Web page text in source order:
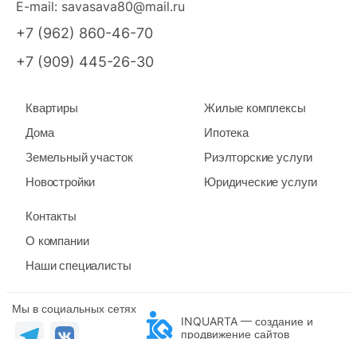
E-mail: savasava80@mail.ru
+7 (962) 860-46-70
+7 (909) 445-26-30
Квартиры
Дома
Земельный участок
Новостройки
Жилые комплексы
Ипотека
Риэлторские услуги
Юридические услуги
Контакты
О компании
Наши специалисты
Мы в социальных сетях
INQUARTA — создание и
продвижение сайтов